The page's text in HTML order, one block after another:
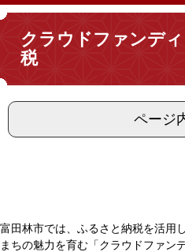
クラウドファンデ
税
ページ
富田林市では、ふるさと納税を活用
まちの魅力を育む「クラウドファン